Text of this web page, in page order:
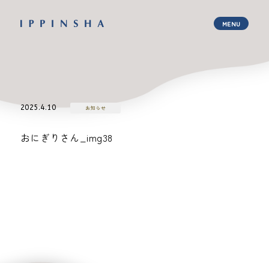
2025.4.10 お知らせ
おにぎりさん_img38